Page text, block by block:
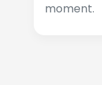
moment.